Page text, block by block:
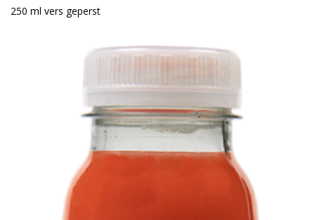
250 ml vers geperst